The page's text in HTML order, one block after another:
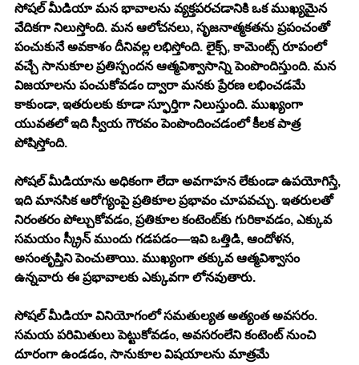
సోషల్ మీడియా మన భావాలను వ్యక్తపరచడానికి ఒక ముఖ్యమైన
వేదికగా నిలుస్తోంది. మన ఆలోచనలు, సృజనాత్మకతను ప్రపంచంతో
పంచుకునే అవకాశం దీనివల్ల లభిస్తోంది. లైక్స్, కామెంట్స్ రూపంలో
వచ్చే సానుకూల ప్రతిస్పందన ఆత్మవిశ్వాసాన్ని పెంపొందిస్తుంది. మన
విజయాలను పంచుకోవడం ద్వారా మనకు ప్రేరణ లభించడమే
కాకుండా, ఇతరులకు కూడా స్ఫూర్తిగా నిలుస్తుంది. ముఖ్యంగా
యువతలో ఇది స్వీయ గౌరవం పెంపొందించడంలో కీలక పాత్ర
పోషిస్తోంది.
సోషల్ మీడియాను అధికంగా లేదా అవగాహన లేకుండా ఉపయోగిస్తే,
ఇది మానసిక ఆరోగ్యంపై ప్రతికూల ప్రభావం చూపవచ్చు. ఇతరులతో
నిరంతరం పోల్చుకోవడం, ప్రతికూల కంటెంట్‌కు గురికావడం, ఎక్కువ
సమయం స్క్రీన్ ముందు గడపడం—ఇవి ఒత్తిడి, ఆందోళన,
అసంతృప్తిని పెంచుతాయి. ముఖ్యంగా తక్కువ ఆత్మవిశ్వాసం
ఉన్నవారు ఈ ప్రభావాలకు ఎక్కువగా లోనవుతారు.
సోషల్ మీడియా వినియోగంలో సమతుల్యత అత్యంత అవసరం.
సమయ పరిమితులు పెట్టుకోవడం, అవసరంలేని కంటెంట్ నుంచి
దూరంగా ఉండడం, సానుకూల విషయాలను మాత్రమే